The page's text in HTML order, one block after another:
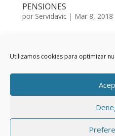
Utilizamos cookies para optimizar
PENSIONES
por Servidavic| Mar 8, 2018
sistema de pensiones?
que cuando cotizamos a la
nuestras pensiones, es
con nuestro nombre para